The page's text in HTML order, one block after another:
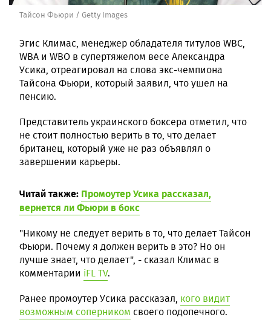
Тайсон Фьюри / Getty Images
Эгис Климас, менеджер обладателя титулов WBC,
WBA и WBO в супертяжелом весе Александра
Усика, отреагировал на слова экс-чемпиона
Тайсона Фьюри, который заявил, что ушел на
пенсию.
Представитель украинского боксера отметил, что
не стоит полностью верить в то, что делает
британец, который уже не раз объявлял о
завершении карьеры.
Читай также: Промоутер Усика рассказал,
вернется ли Фьюри в бокс
"Никому не следует верить в то, что делает Тайсон
Фьюри. Почему я должен верить в это? Но он
лучше знает, что делает", - сказал Климас в
комментарии iFL TV.
Ранее промоутер Усика рассказал, кого видит
возможным соперником своего подопечного.